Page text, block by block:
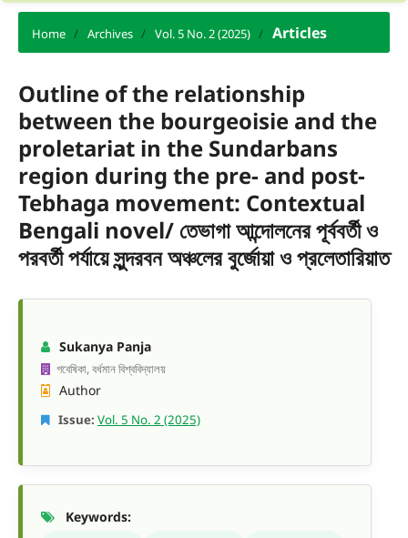
Home / Archives / Vol. 5 No. 2 (2025) / Articles
Outline of the relationship
between the bourgeoisie and the
proletariat in the Sundarbans
region during the pre- and post-
Tebhaga movement: Contextual
Bengali novel/ তেভাগা আন্দোলনের পূর্ববর্তী ও
পরবর্তী পর্যায়ে সুন্দরবন অঞ্চলের বুর্জোয়া ও প্রলেতারিয়াত
Sukanya Panja
গবেষিকা, বর্ধমান বিশ্ববিদ্যালয়
Author
Issue: Vol. 5 No. 2 (2025)
Keywords: